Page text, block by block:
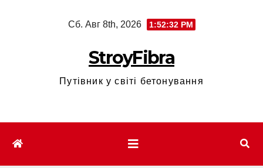
Сб. Авг 8th, 2026 1:52:34 PM
StroyFibra
Путівник у світі бетонування